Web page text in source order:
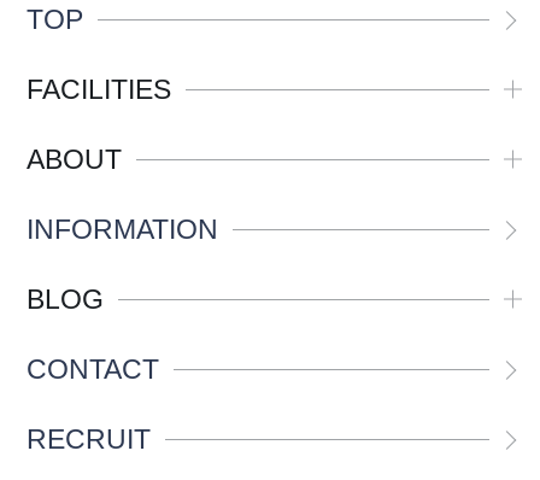
TOP
FACILITIES
ABOUT
INFORMATION
BLOG
CONTACT
RECRUIT